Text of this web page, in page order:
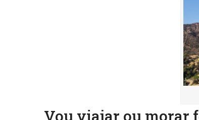
Vou viajar ou morar